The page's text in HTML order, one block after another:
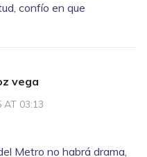
confío en que
vega
AT 03:13
Metro no habrá drama,